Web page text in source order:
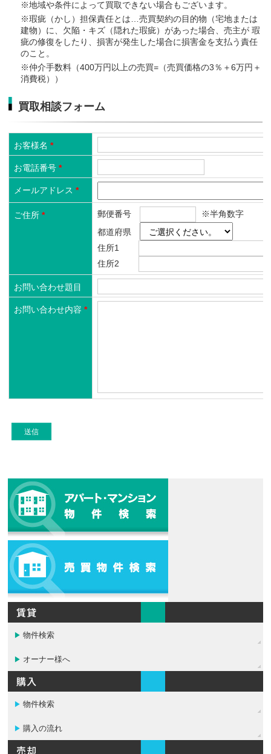
※地域や条件によって買取できない場合もございます。
※瑕疵（かし）担保責任とは…売買契約の目的物（宅地または
建物）に、欠陥・キズ（隠れた瑕疵）があった場合、売主が 瑕
疵の修復をしたり、損害が発生した場合に損害金を支払う責任
のこと。
※仲介手数料（400万円以上の売買=（売買価格の3％＋6万円＋
消費税））
買取相談フォーム
お客様名*
お電話番号*
メールアドレス*
ご住所* 郵便番号
※半角数字
都道府県
住所1
住所2
お問い合わせ題目
お問い合わせ内容*
▶物件検索
▶ オーナー様へ
▶物件検索
▶ 購入の流れ